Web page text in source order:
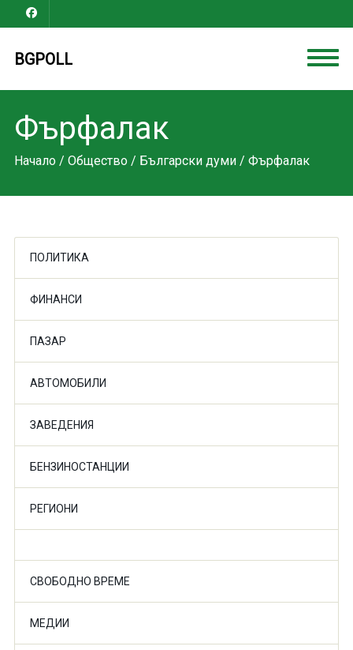
BGPOLL
Фърфалак
Начало/ Общество/ Български думи/ Фърфалак
ПОЛИТИКА
ФИНАНСИ
ПАЗАР
АВТОМОБИЛИ
ЗАВЕДЕНИЯ
БЕНЗИНОСТАНЦИИ
РЕГИОНИ
СВОБОДНО ВРЕМЕ
МЕДИИ